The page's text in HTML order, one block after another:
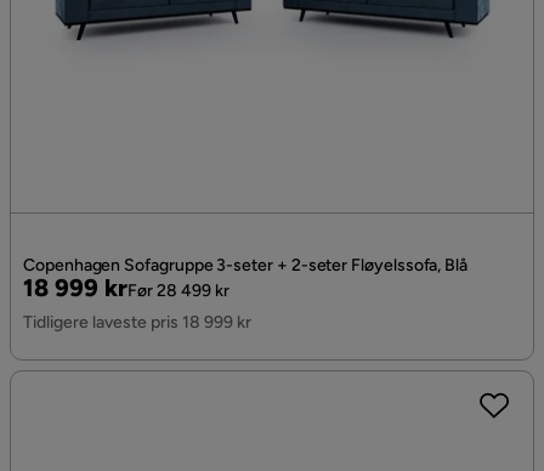
Copenhagen Sofagruppe 3-seter + 2-seter Fløyelssofa, Blå
Pris
18 999 kr
Original
Pris
Før 28 499 kr
Tidligere laveste pris 18 999 kr